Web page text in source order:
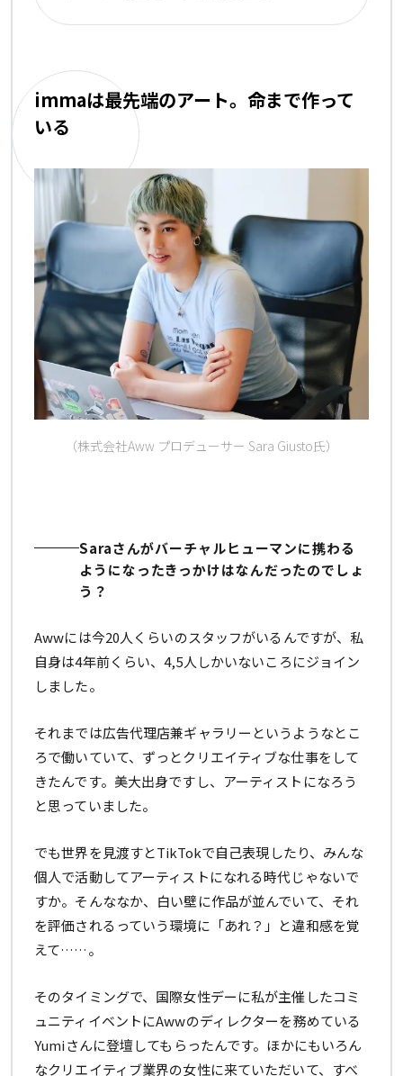
immaは最先端のアート。命まで作って
いる
（株式会社Aww プロデューサー Sara Giusto氏）
Saraさんがバーチャルヒューマンに携わる
ようになったきっかけはなんだったのでしょ
う？
Awwには今20人くらいのスタッフがいるんですが、私
自身は4年前くらい、4,5人しかいないころにジョイン
しました。
それまでは広告代理店兼ギャラリーというようなとこ
ろで働いていて、ずっとクリエイティブな仕事をして
きたんです。美大出身ですし、アーティストになろう
と思っていました。
でも世界を見渡すとTikTokで自己表現したり、みんな
個人で活動してアーティストになれる時代じゃないで
すか。そんななか、白い壁に作品が並んでいて、それ
を評価されるっていう環境に「あれ？」と違和感を覚
えて……。
そのタイミングで、国際女性デーに私が主催したコミ
ュニティイベントにAwwのディレクターを務めている
Yumiさんに登壇してもらったんです。ほかにもいろん
なクリエイティブ業界の女性に来ていただいて、すべ